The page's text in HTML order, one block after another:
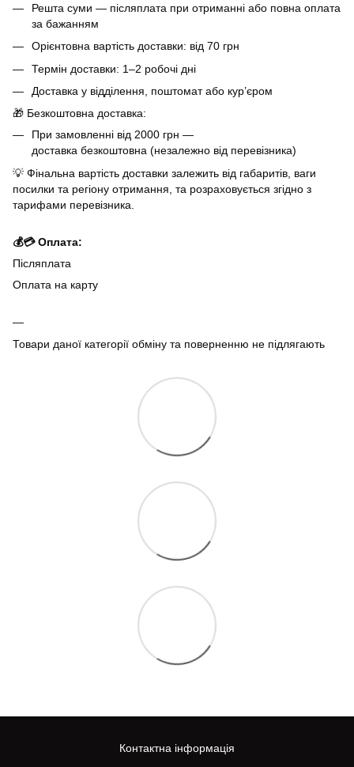
Решта суми — післяплата при отриманні або повна оплата
за бажанням
Орієнтовна вартість доставки: від 70 грн
Термін доставки: 1–2 робочі дні
Доставка у відділення, поштомат або кур’єром
🎁 Безкоштовна доставка:
При замовленні від 2000 грн —
доставка безкоштовна (незалежно від перевізника)
💡 Фінальна вартість доставки залежить від габаритів, ваги
посилки та регіону отримання, та розраховується згідно з
тарифами перевізника.
💰💳 Оплата:
Післяплата
Оплата на карту
Товари даної категорії обміну та поверненню не підлягають
Контактна інформація